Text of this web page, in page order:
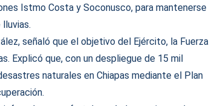
Istmo Costa y Soconusco, para mantenerse
señaló que el objetivo del Ejército, la Fuerza
Explicó que, con un despliegue de 15 mil
naturales en Chiapas mediante el Plan